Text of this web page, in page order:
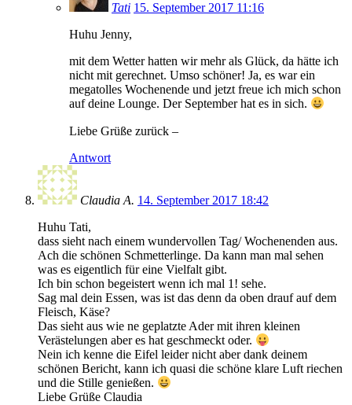
Tati 15. September 2017 11:16
Huhu Jenny,
mit dem Wetter hatten wir mehr als Glück, da hätte ich
nicht mit gerechnet. Umso schöner! Ja, es war ein
megatolles Wochenende und jetzt freue ich mich schon
auf deine Lounge. Der September hat es in sich.
Liebe Grüße zurück –
Antwort
Claudia A. 14. September 2017 18:42
Huhu Tati,
dass sieht nach einem wundervollen Tag/ Wochenenden aus.
Ach die schönen Schmetterlinge. Da kann man mal sehen
was es eigentlich für eine Vielfalt gibt.
Ich bin schon begeistert wenn ich mal 1! sehe.
Sag mal dein Essen, was ist das denn da oben drauf auf dem
Fleisch, Käse?
Das sieht aus wie ne geplatzte Ader mit ihren kleinen
Verästelungen aber es hat geschmeckt oder.
Nein ich kenne die Eifel leider nicht aber dank deinem
schönen Bericht, kann ich quasi die schöne klare Luft riechen
und die Stille genießen.
Liebe Grüße Claudia